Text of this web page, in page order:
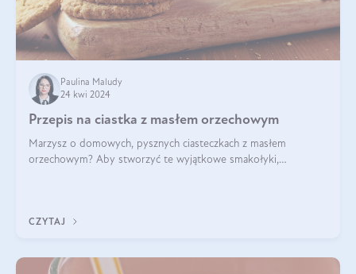
Paulina Maludy
24 kwi 2024
Przepis na ciastka z masłem orzechowym
Marzysz o domowych, pysznych ciasteczkach z masłem
orzechowym? Aby stworzyć te wyjątkowe smakołyki,
CZYTAJ